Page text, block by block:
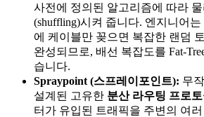
사전에 정의된 알고리즘에 따라
(shuffling)시켜 줍니다. 엔지니어
에 케이블만 꽂으면 복잡한 랜덤
완성되므로, 배선 복잡도를 Fat-
습니다.
Spraypoint (스프레이포인트): 무
설계된 고유한 분산 라우팅 프로
터가 유입된 트래픽을 주변의 여